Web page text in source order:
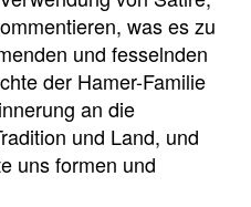
was es zu
und fesselnden
der Hamer-Familie
an die
und Land, und
uns formen und